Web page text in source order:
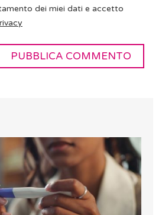
dei miei dati e accetto